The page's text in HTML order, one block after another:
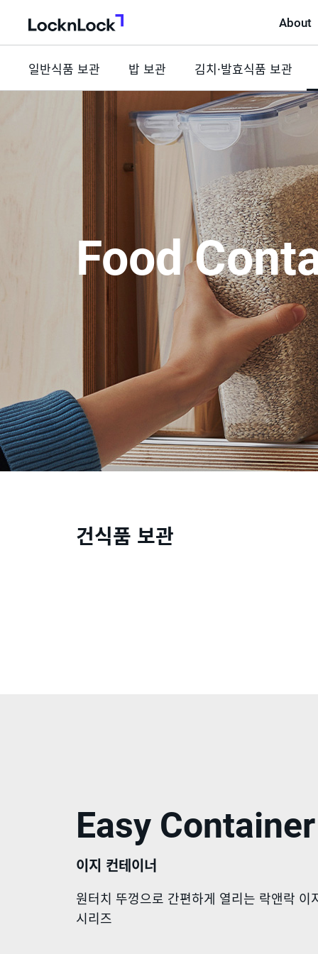
LocknLock
About
일반식품 보관 밥 보관 김치·발효식품 보관
Food
건식품 보관
Easy Container
이지 컨테이너
원터치 뚜껑으로 간편하게 열리는 락앤락 이
시리즈